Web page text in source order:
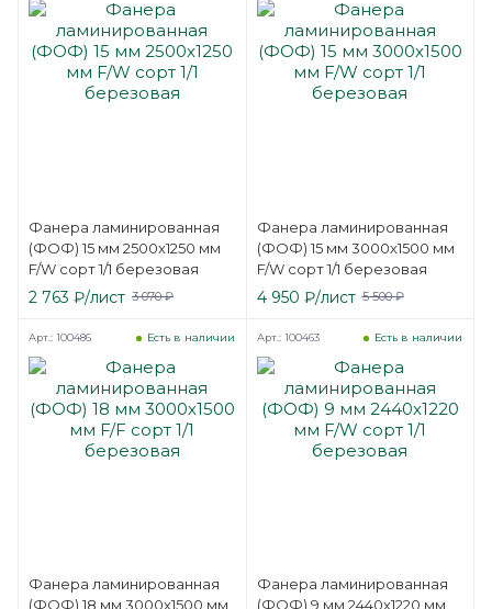
Фанера ламинированная
(ФОФ) 15 мм 2500х1250 мм
F/W сорт 1/1 березовая
2 763 ₽/лист 3 070₽
Фанера ламинированная
(ФОФ) 15 мм 3000х1500 мм
F/W сорт 1/1 березовая
4 950 ₽/лист 5 500₽
Фанера ламинированная
(ФОФ) 18 мм 3000х1500 мм
Есть в наличии
Арт.: 100486
Фанера ламинированная
(ФОФ) 9 мм 2440х1220 мм
Есть в наличии
Арт.: 100463